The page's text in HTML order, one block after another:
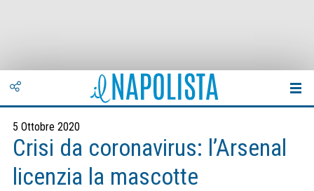
5 Ottobre 2020
Crisi da coronavirus: l’Arsenal
licenzia la mascotte